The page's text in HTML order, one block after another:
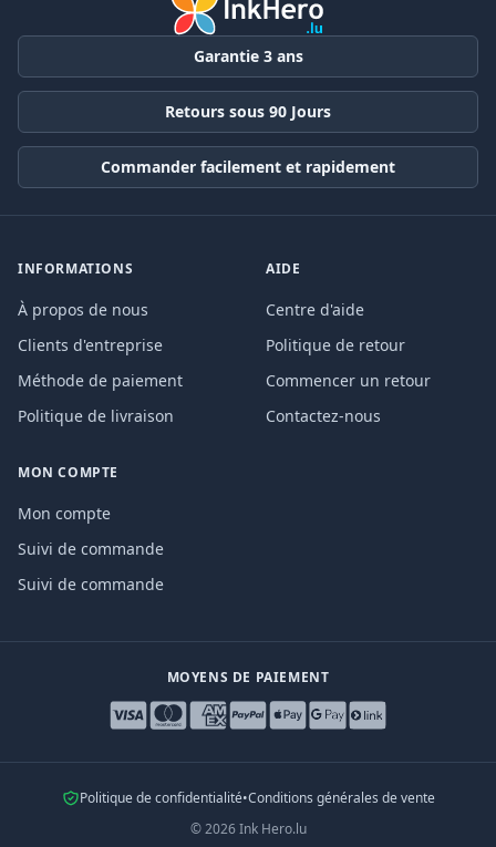
Garantie 3 ans
Retours sous 90 Jours
Commander facilement et rapidement
INFORMATIONS
À propos de nous
Clients d'entreprise
Méthode de paiement
Politique de livraison
AIDE
Centre d'aide
Politique de retour
Commencer un retour
Contactez-nous
MON COMPTE
Mon compte
Suivi de commande
Suivi de commande
MOYENS DE PAIEMENT
Politique de confidentialité•Conditions générales de vente
©2026 Ink Hero.lu